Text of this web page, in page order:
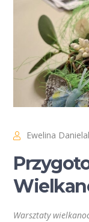
Ewelina
Warsztaty